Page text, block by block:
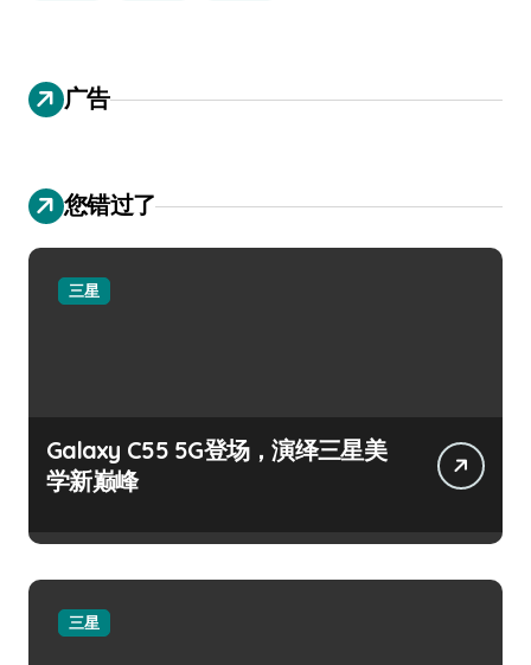
广告
您错过了
三星
Galaxy C55 5G登场，演绎三星美
学新巅峰
三星